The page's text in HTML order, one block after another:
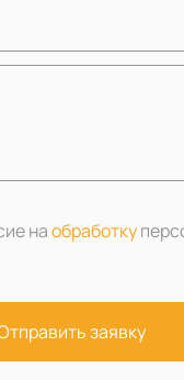
наобработку
заявку